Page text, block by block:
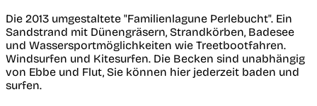
Die 2013 umgestaltete "Familienlagune Perlebucht". Ein
Sandstrand mit Dünengräsern, Strandkörben, Badesee
und Wassersportmöglichkeiten wie Treetbootfahren.
Windsurfen und Kitesurfen. Die Becken sind unabhängig
von Ebbe und Flut, Sie können hier jederzeit baden und
surfen.